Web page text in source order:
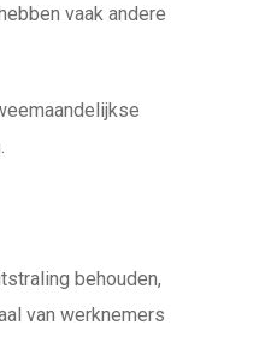
vaak andere
behouden,
van werknemers